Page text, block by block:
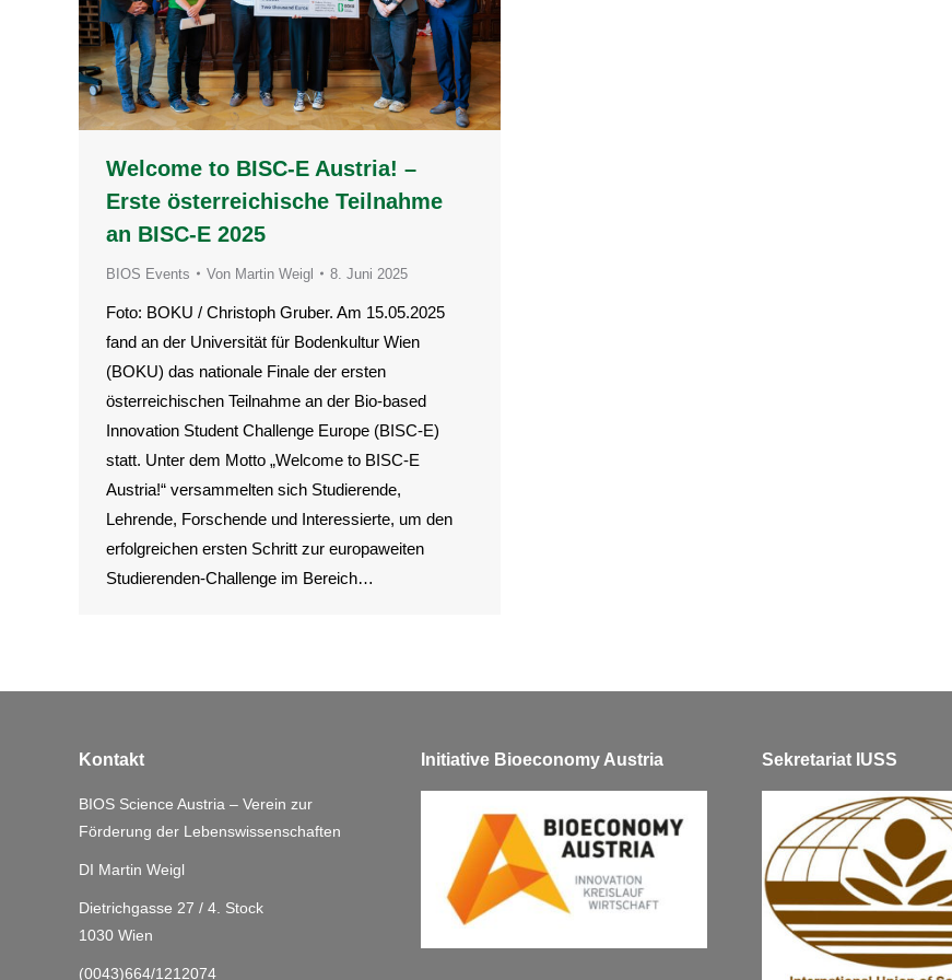
Welcome to BISC-E Austria! –
Erste österreichische Teilnahme
an BISC-E 2025
BIOS Events Von Martin Weigl 8. Juni 2025
Foto: BOKU / Christoph Gruber. Am 15.05.2025
fand an der Universität für Bodenkultur Wien
(BOKU) das nationale Finale der ersten
österreichischen Teilnahme an der Bio-based
Innovation Student Challenge Europe (BISC-E)
statt. Unter dem Motto „Welcome to BISC-E
Austria!“ versammelten sich Studierende,
Lehrende, Forschende und Interessierte, um den
erfolgreichen ersten Schritt zur europaweiten
Studierenden-Challenge im Bereich…
Kontakt
BIOS Science Austria – Verein zur
Förderung der Lebenswissenschaften
DI Martin Weigl
Dietrichgasse 27 / 4. Stock
1030 Wien
(0043)664/1212074
Initiative Bioeconomy Austria Sekretariat IUSS